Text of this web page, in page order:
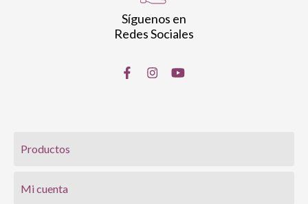
Síguenos en
Redes Sociales
Productos
Mi cuenta